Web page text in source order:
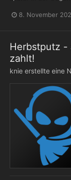
8. November
Herbstputz -
zahlt!
knie erstellte eine